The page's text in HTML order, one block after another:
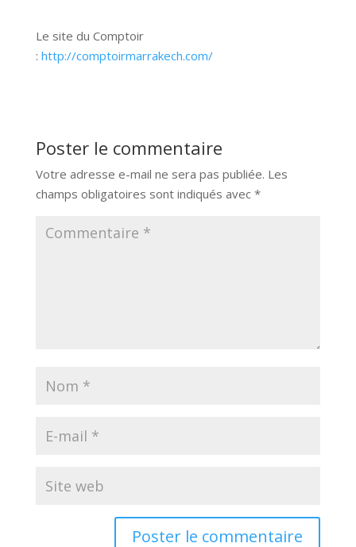
Le site du Comptoir
: http://comptoirmarrakech.com/
Poster le commentaire
Votre adresse e-mail ne sera pas publiée. Les
champs obligatoires sont indiqués avec *